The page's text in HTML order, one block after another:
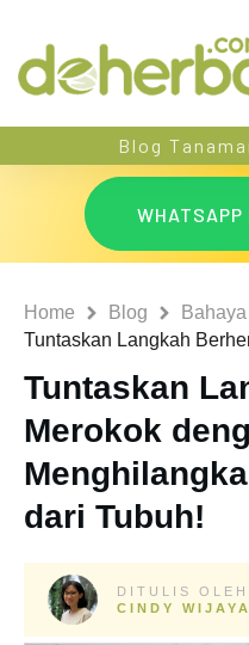
Blog
WHATSAPP
Home Blog
Tuntaskan
Merokok
dari Tubuh!
DITULIS
CINDY WIJAYA